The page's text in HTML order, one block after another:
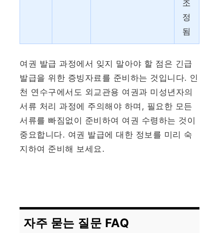
조
정
됨
여권 발급 과정에서 잊지 말아야 할 점은 긴급
발급을 위한 증빙자료를 준비하는 것입니다. 인
천 연수구에서도 외교관용 여권과 미성년자의
서류 처리 과정에 주의해야 하며, 필요한 모든
서류를 빠짐없이 준비하여 여권 수령하는 것이
중요합니다. 여권 발급에 대한 정보를 미리 숙
지하여 준비해 보세요.
자주 묻는 질문 FAQ